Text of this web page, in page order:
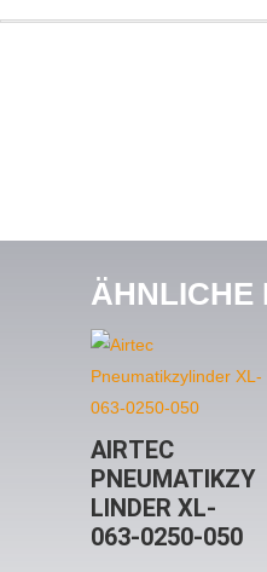
ÄHNLICHE
AIRTEC
PNEUMATIKZY
LINDER XL-
063-0250-050